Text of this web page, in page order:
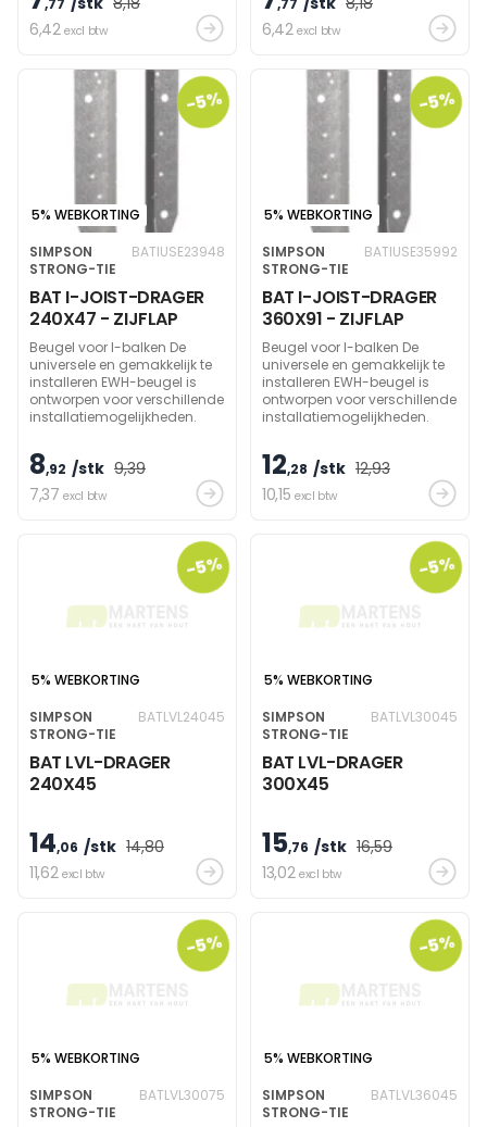
,77
6,42 excl btw
,77
6,42 excl btw
-5%
5% WEBKORTING
SIMPSON
STRONG-TIE
BATIUSE23948
BAT I-JOIST-DRAGER
240X47 - ZIJFLAP
Beugel voor I-balken De
universele en gemakkelijk te
installeren EWH-beugel is
ontworpen voor verschillende
installatiemogelijkheden.
8,92 /stk 9,39
7,37 excl btw
-5%
5% WEBKORTING
SIMPSON
STRONG-TIE
BATIUSE35992
BAT I-JOIST-DRAGER
360X91 - ZIJFLAP
Beugel voor I-balken De
universele en gemakkelijk te
installeren EWH-beugel is
ontworpen voor verschillende
installatiemogelijkheden.
12,28 /stk 12,93
10,15 excl btw
-5%
5% WEBKORTING
SIMPSON
STRONG-TIE
BATLVL24045
BAT LVL-DRAGER
240X45
14,06 /stk 14,80
11,62 excl btw
-5%
5% WEBKORTING
SIMPSON
STRONG-TIE
BATLVL30045
BAT LVL-DRAGER
300X45
15,76 /stk 16,59
13,02 excl btw
-5%
5% WEBKORTING
SIMPSON
STRONG-TIE
BATLVL30075
-5%
5% WEBKORTING
SIMPSON
STRONG-TIE
BATLVL36045